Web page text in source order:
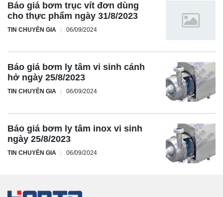
Báo giá bơm trục vít đơn dùng
cho thực phẩm ngày 31/8/2023
TIN CHUYÊN GIA 06/09/2024
Báo giá bơm ly tâm vi sinh cánh
hở ngày 25/8/2023
TIN CHUYÊN GIA 06/09/2024
Báo giá bơm ly tâm inox vi sinh
ngày 25/8/2023
TIN CHUYÊN GIA 06/09/2024